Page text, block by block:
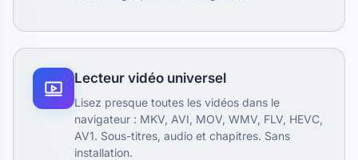
Lecteur vidéo universel
Lisez presque toutes les vidéos dans le
navigateur : MKV, AVI, MOV, WMV, FLV, HEVC,
AV1. Sous-titres, audio et chapitres. Sans
installation.